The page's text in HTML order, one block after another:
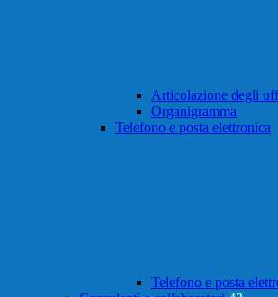
Articolazione degli
Organigramma
Telefono e posta elettronica
Telefono e posta